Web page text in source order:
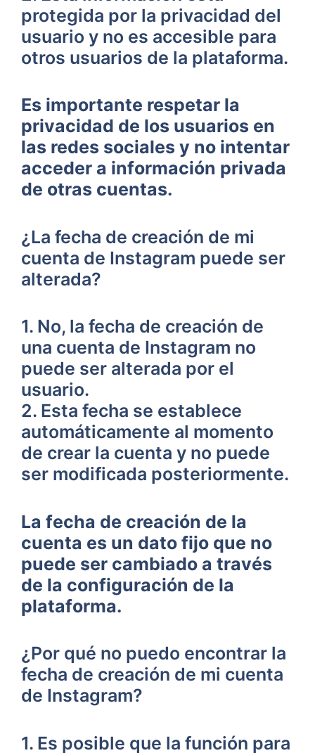
protegida por la⁢ privacidad ‍del
usuario ⁣y no es accesible para​
otros usuarios de la plataforma.
Es importante respetar la
privacidad de los usuarios en
‍las⁣ redes sociales ‍y no intentar
acceder a información privada
de otras cuentas.
¿La fecha de creación de mi
cuenta de Instagram‌ puede ser
alterada?
1. No, la fecha de⁢ creación ‌de
una cuenta de Instagram no
puede ‌ser alterada por‌ el
usuario.
2. ⁣Esta ‌fecha se establece
automáticamente al momento
de crear la ⁣cuenta ⁤y ‍no puede
ser modificada posteriormente.
La fecha⁣ de creación de la
⁢cuenta ‌es ⁤un dato fijo que no⁤
puede ser cambiado a través
de la⁢ configuración de la
plataforma.
¿Por qué no puedo encontrar‌ la ​
fecha de creación de ⁤mi cuenta
de Instagram?
1. Es posible que⁢ la función para